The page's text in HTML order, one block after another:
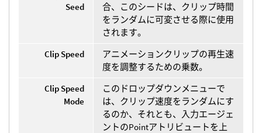
Seed
合、このシードは、クリップ時間
をランダムに可変させる際に使用
されます。
Clip Speed
アニメーションクリップの再生速
度を調整するための乗数。
Clip Speed
Mode
このドロップダウンメニューで
は、クリップ速度をランダムにす
るのか、それとも、入力エージェ
ントのPointアトリビュートを上